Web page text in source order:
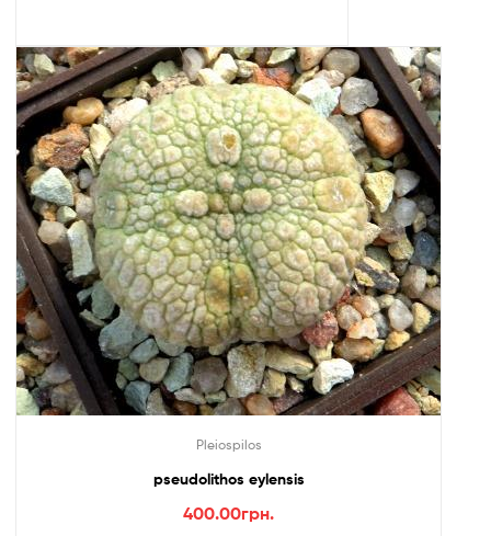
Pleiospilos
pseudolithos eylensis
400.00грн.